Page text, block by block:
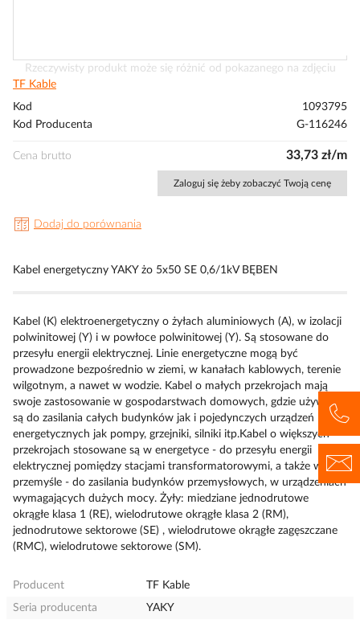
Przejdź
na
początek
Rzeczywisty produkt może się różnić od pokazanego na zdjęciu
TF Kable
Kod
1093795
Kod Producenta
G-116246
Cena brutto 33,73 zł/m
Zaloguj się żeby zobaczyć Twoją cenę
Dodaj do porównania
Kabel energetyczny YAKY żo 5x50 SE 0,6/1kV BĘBEN
Kabel (K) elektroenergetyczny o żyłach aluminiowych (A), w izolacji
polwinitowej (Y) i w powłoce polwinitowej (Y). Są stosowane do
przesyłu energii elektrycznej. Linie energetyczne mogą być
prowadzone bezpośrednio w ziemi, w kanałach kablowych, terenie
wilgotnym, a nawet w wodzie. Kabel o małych przekrojach mają
swoje zastosowanie w gospodarstwach domowych, gdzie używane
są do zasilania całych budynków jak i pojedynczych urządzeń
energetycznych jak pompy, grzejniki, silniki itp.Kabel o większych
przekrojach stosowane są w energetyce - do przesyłu energii
elektrycznej pomiędzy stacjami transformatorowymi, a także w
przemyśle - do zasilania budynków przemysłowych, w urządzeniach
wymagających dużych mocy. Żyły: miedziane jednodrutowe
okrągłe klasa 1 (RE), wielodrutowe okrągłe klasa 2 (RM),
jednodrutowe sektorowe (SE) , wielodrutowe okrągłe zagęszczane
(RMC), wielodrutowe sektorowe (SM).
Producent
TF Kable
Seria producenta
YAKY